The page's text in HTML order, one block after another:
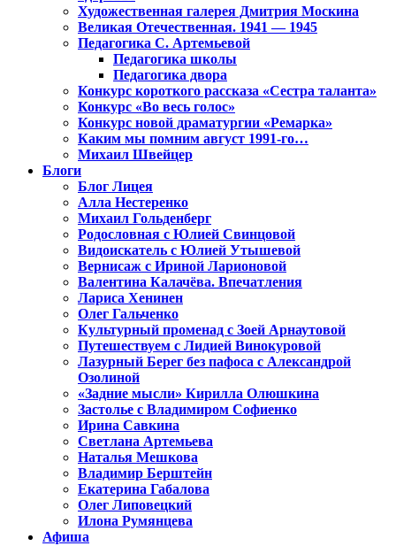
Художественная галерея Дмитрия Москина
Великая Отечественная. 1941 — 1945
Педагогика С. Артемьевой
Педагогика школы
Педагогика двора
Конкурс короткого рассказа «Сестра таланта»
Конкурс «Во весь голос»
Конкурс новой драматургии «Ремарка»
Каким мы помним август 1991-го…
Михаил Швейцер
Блоги
Блог Лицея
Алла Нестеренко
Михаил Гольденберг
Родословная с Юлией Свинцовой
Видоискатель с Юлией Утышевой
Вернисаж с Ириной Ларионовой
Валентина Калачёва. Впечатления
Лариса Хенинен
Олег Гальченко
Культурный променад с Зоей Арнаутовой
Путешествуем с Лидией Винокуровой
Лазурный Берег без пафоса с Александрой
Озолиной
«Задние мысли» Кирилла Олюшкина
Застолье с Владимиром Софиенко
Ирина Савкина
Светлана Артемьева
Наталья Мешкова
Владимир Берштейн
Екатерина Габалова
Олег Липовецкий
Илона Румянцева
Афиша